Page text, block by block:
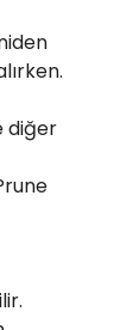
diğer